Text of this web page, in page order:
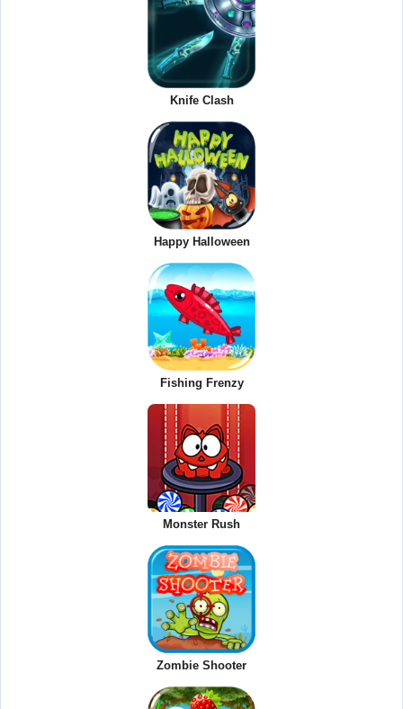
Knife Clash
Happy Halloween
Fishing Frenzy
Monster Rush
Zombie Shooter